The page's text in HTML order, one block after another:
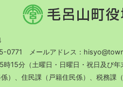
毛
呂
場 メールアドレス：
15分（土曜日・日曜日・祝日及び年
）、住民課（戸籍住民係）、税務課